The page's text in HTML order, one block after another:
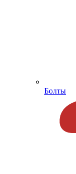
Болты